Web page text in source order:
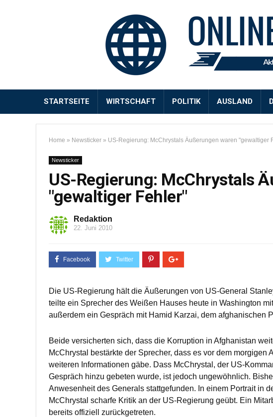
STARTSEITE WIRTSCHAFT POLITIK AUSLAND
Home » Newsticker » US-Regierung: McChrystals Äußerungen waren "gewaltiger
Newsticker
US-Regierung: McChrystals
"gewaltiger Fehler"
Redaktion
22. Juni 2010
Die US-Regierung hält die Äußerungen von US-General
teilte ein Sprecher des Weißen Hauses heute in Washington
außerdem ein Gespräch mit Hamid Karzai, dem afghanischen
Beide versicherten sich, dass die Korruption in Afghanistan
McChrystal bestärkte der Sprecher, dass es vor dem
weiteren Informationen gäbe. Dass McChrystal, der US-
Gespräch hinzu gebeten wurde, ist jedoch ungewöhnlich.
Anwesenheit des Generals stattgefunden. In einem Portrait in
McChrystal scharfe Kritik an der US-Regierung geübt. Ein
bereits offiziell zurückgetreten.